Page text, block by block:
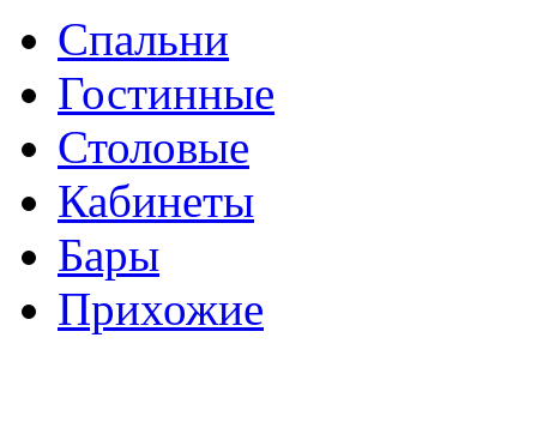
Спальни
Гостинные
Столовые
Кабинеты
Бары
Прихожие